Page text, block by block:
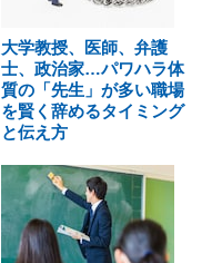
大学教授、医師、弁護
士、政治家…パワハラ体
質の「先生」が多い職場
を賢く辞めるタイミング
と伝え方